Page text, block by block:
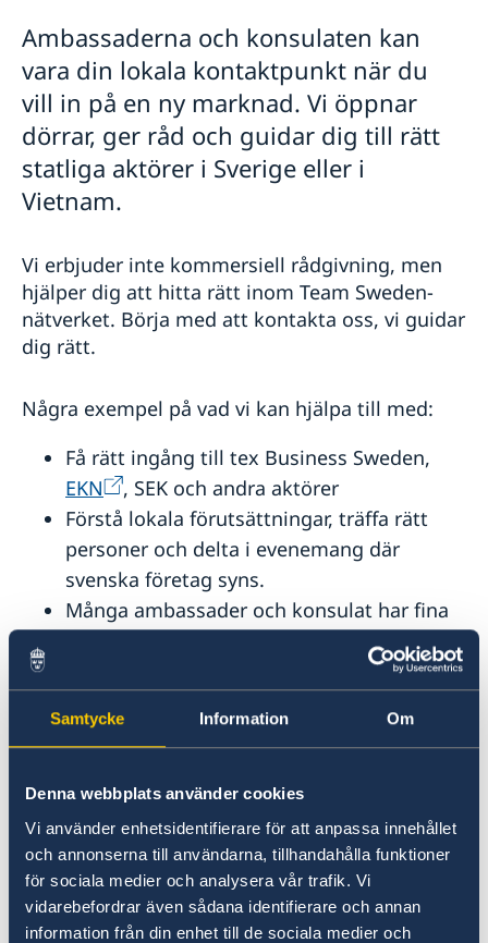
Samtycke Information Om
Denna webbplats använder cookies
Vi använder enhetsidentifierare för att anpassa innehållet
och annonserna till användarna, tillhandahålla funktioner
för sociala medier och analysera vår trafik. Vi
vidarebefordrar även sådana identifierare och annan
information från din enhet till de sociala medier och
Vi är en resurs för svenska företag
Team Sweden
Så kan du få stöd
Svenska företag i Vietnam
Anmäl handelshinder
Aktuellt
Nyheter
Ambassaderna och konsulaten kan
vara din lokala kontaktpunkt när du
vill in på en ny marknad. Vi öppnar
dörrar, ger råd och guidar dig till rätt
statliga aktörer i Sverige eller i
Vietnam.
Vi erbjuder inte kommersiell rådgivning, men
hjälper dig att hitta rätt inom Team Sweden-
nätverket. Börja med att kontakta oss, vi guidar
dig rätt.
Några exempel på vad vi kan hjälpa till med:
Få rätt ingång till tex Business Sweden,
EKN
, SEK och andra aktörer
Förstå lokala förutsättningar, träffa rätt
personer och delta i evenemang där
svenska företag syns.
Många ambassader och konsulat har fina
och representativa lokaler som kan hyras
Sverigebilden utomlands arbetar vi med
företag – hör av dig så berättar vi mer.
Business Sweden i Vietnam hjälper
svenska företag att etablera sig och växa
på en av Asiens snabbast växande
marknader genom strategisk rådgivning